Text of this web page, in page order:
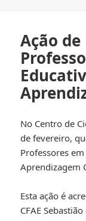
Ação
No Centro de
de fevereiro,
Professores
Aprendizagem
Esta ação é
CFAE